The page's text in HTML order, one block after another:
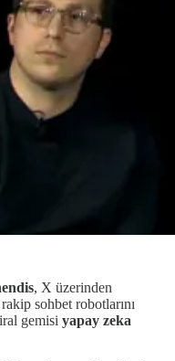
, X üzerinden
sohbet robotlarını
gemisi yapay zeka